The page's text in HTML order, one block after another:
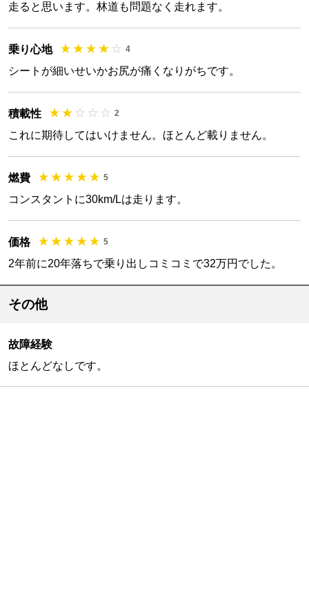
走ると思います。林道も問題なく走れます。
乗り心地 4
シートが細いせいかお尻が痛くなりがちです。
積載性 2
これに期待してはいけません。ほとんど載りません。
燃費 5
コンスタントに30km/Lは走ります。
価格 5
2年前に20年落ちで乗り出しコミコミで32万円でした。
その他
故障経験
ほとんどなしです。